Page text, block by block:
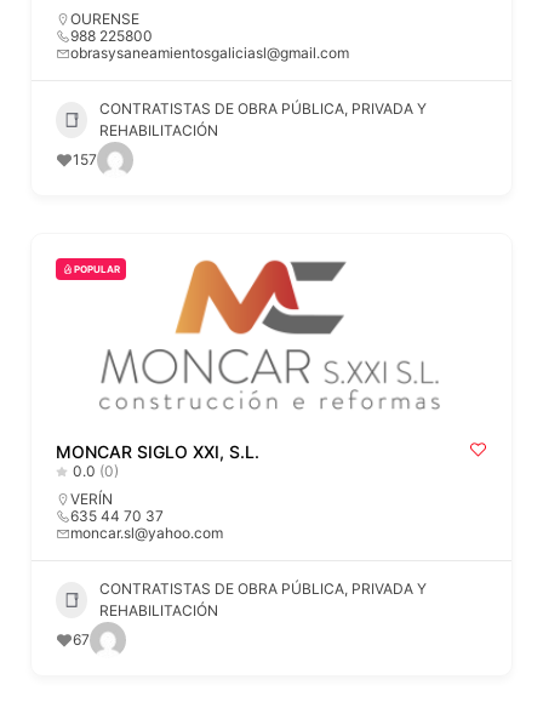
OURENSE
988 225800
obrasysaneamientosgaliciasl@gmail.com
CONTRATISTAS DE OBRA PÚBLICA, PRIVADA Y
REHABILITACIÓN
157
POPULAR
MONCAR SIGLO XXI, S.L.
0.0 (0)
VERÍN
635 44 70 37
moncar.sl@yahoo.com
CONTRATISTAS DE OBRA PÚBLICA, PRIVADA Y
REHABILITACIÓN
67